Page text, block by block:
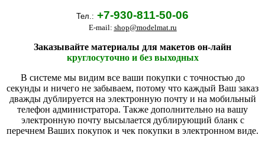
Тел.: +7-930-811-50-06
E-mail: shop@modelmat.ru
Заказывайте материалы для макетов он-лайн
круглосуточно и без выходных
В системе мы видим все ваши покупки с точностью до
секунды и ничего не забываем, потому что каждый Ваш заказ
дважды дублируется на электронную почту и на мобильный
телефон администратора. Также дополнительно на вашу
электронную почту высылается дублирующий бланк с
перечнем Ваших покупок и чек покупки в электронном виде.